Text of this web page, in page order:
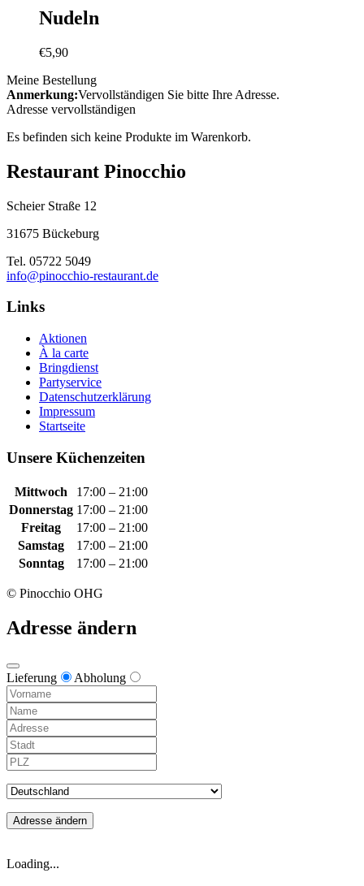
Nudeln
€5,90
Meine Bestellung
Anmerkung:Vervollständigen Sie bitte Ihre Adresse.
Adresse vervollständigen
Es befinden sich keine Produkte im Warenkorb.
Restaurant Pinocchio
Scheier Straße 12
31675 Bückeburg
Tel. 05722 5049
info@pinocchio-restaurant.de
Links
Aktionen
À la carte
Bringdienst
Partyservice
Datenschutzerklärung
Impressum
Startseite
Unsere Küchenzeiten
Mittwoch
17:00 – 21:00
Donnerstag 17:00 – 21:00
Freitag
17:00 – 21:00
Samstag
17:00 – 21:00
Sonntag
17:00 – 21:00
© Pinocchio OHG
Adresse ändern
Lieferung Abholung
Adresse ändern
Loading...